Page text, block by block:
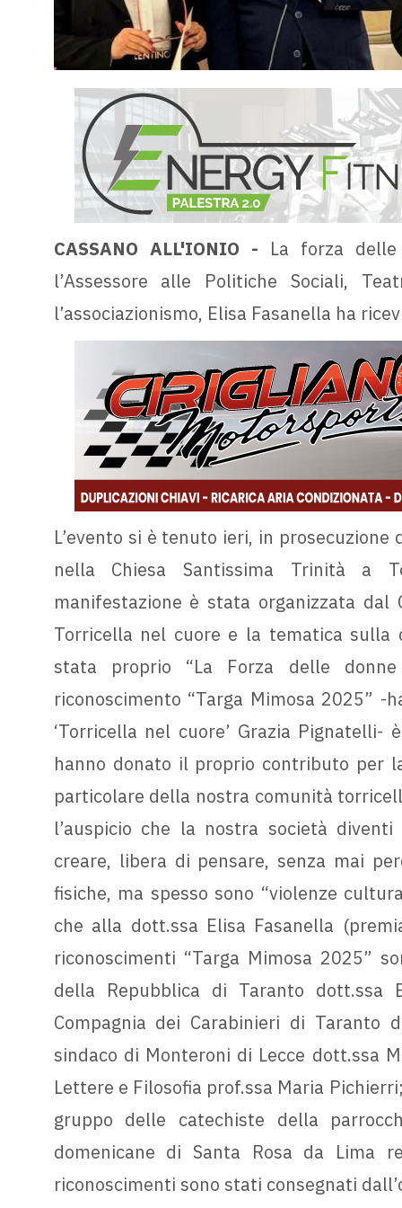
CASSANO ALL'IONIO - La forza
l’Assessore alle Politiche Sociali,
l’associazionismo, Elisa Fasanella ha
L’evento si è tenuto ieri, in
nella Chiesa Santissima Trinità a
manifestazione è stata organizzata dal
Torricella nel cuore e la tematica
stata proprio “La Forza delle
riconoscimento “Targa Mimosa 2025”
‘Torricella nel cuore’ Grazia
hanno donato il proprio contributo per
particolare della nostra comunità
l’auspicio che la nostra società
creare, libera di pensare, senza mai
fisiche, ma spesso sono “violenze
che alla dott.ssa Elisa Fasanella
riconoscimenti “Targa Mimosa 2025”
della Repubblica di Taranto dott.ssa
Compagnia dei Carabinieri di Taranto
sindaco di Monteroni di Lecce dott.ssa
Lettere e Filosofia prof.ssa Maria
gruppo delle catechiste della
domenicane di Santa Rosa da Lima
riconoscimenti sono stati consegnati